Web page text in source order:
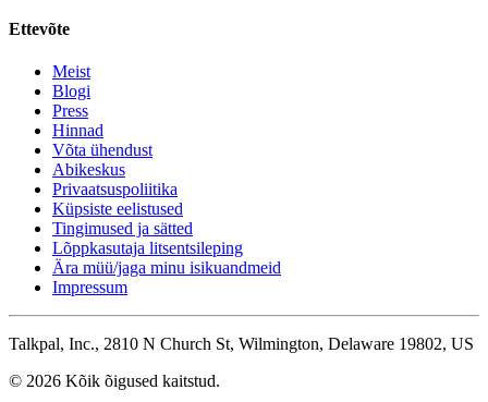
Ettevõte
Meist
Blogi
Press
Hinnad
Võta ühendust
Abikeskus
Privaatsuspoliitika
Küpsiste eelistused
Tingimused ja sätted
Lõppkasutaja litsentsileping
Ära müü/jaga minu isikuandmeid
Impressum
Talkpal, Inc., 2810 N Church St, Wilmington, Delaware 19802, US
© 2026 Kõik õigused kaitstud.